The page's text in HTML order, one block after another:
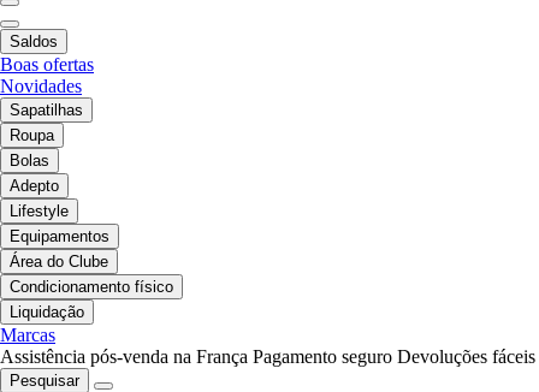
Saldos
Boas ofertas
Novidades
Sapatilhas
Roupa
Bolas
Adepto
Lifestyle
Equipamentos
Área do Clube
Condicionamento físico
Liquidação
Marcas
Assistência pós-venda na França Pagamento seguro Devoluções fáceis
Pesquisar